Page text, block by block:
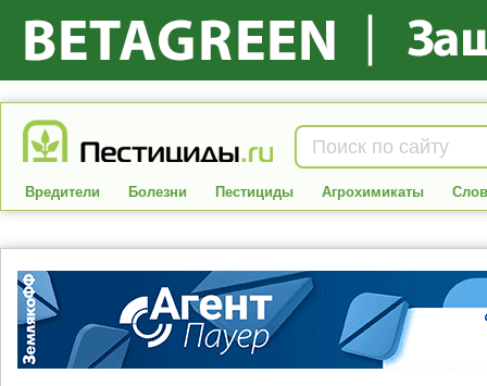
Вредители Болезни Пестициды Агрохимикаты